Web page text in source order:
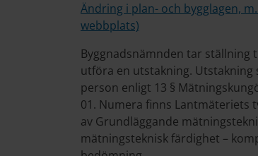
Ändring i plan- och bygglagen,
webbplats)
Byggnadsnämnden tar
utföra en utstakning.
person enligt 13 §
01. Numera finns Lantmäteriets
av Grundläggande
mätningsteknisk färdighet –